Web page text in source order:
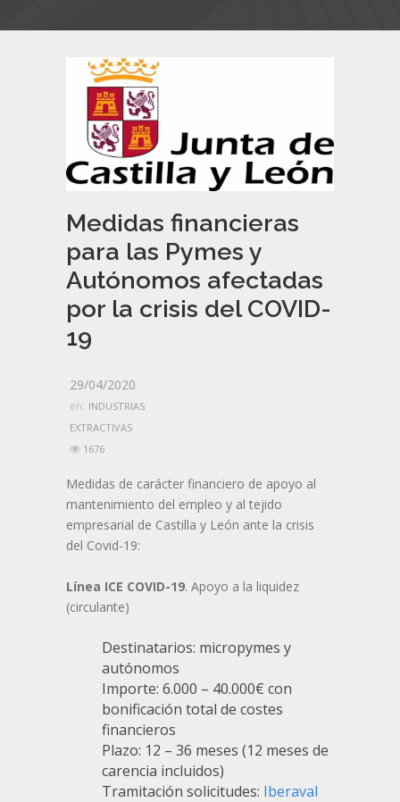
Medidas financieras
para las Pymes y
Autónomos afectadas
por la crisis del COVID-
19
29/04/2020
en: INDUSTRIAS
EXTRACTIVAS
1676
Medidas de carácter financiero de apoyo al
mantenimiento del empleo y al tejido
empresarial de Castilla y León ante la crisis
del Covid-19:
Línea ICE COVID-19. Apoyo a la liquidez
(circulante)
Destinatarios: micropymes y
autónomos
Importe: 6.000 – 40.000€ con
bonificación total de costes
financieros
Plazo: 12 – 36 meses (12 meses de
carencia incluidos)
Tramitación solicitudes: Iberaval